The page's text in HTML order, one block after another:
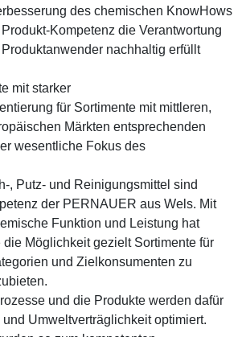
des chemischen KnowHows
Kompetenz die Verantwortung
nachhaltig erfüllt
mit starker
für Sortimente mit mittleren,
Märkten entsprechenden
wesentliche Fokus des
, Putz- und Reinigungsmittel sind
der PERNAUER aus Wels. Mit
Funktion und Leistung hat
Möglichkeit gezielt Sortimente für
und Zielkonsumenten zu
und die Produkte werden dafür
und Umweltverträglichkeit optimiert.